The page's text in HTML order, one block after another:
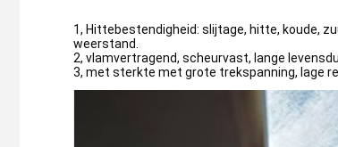
1, Hittebestendigheid: slijtage, hitte, koude,
weerstand.
2, vlamvertragend, scheurvast, lange
3, met sterkte met grote trekspanning, lage